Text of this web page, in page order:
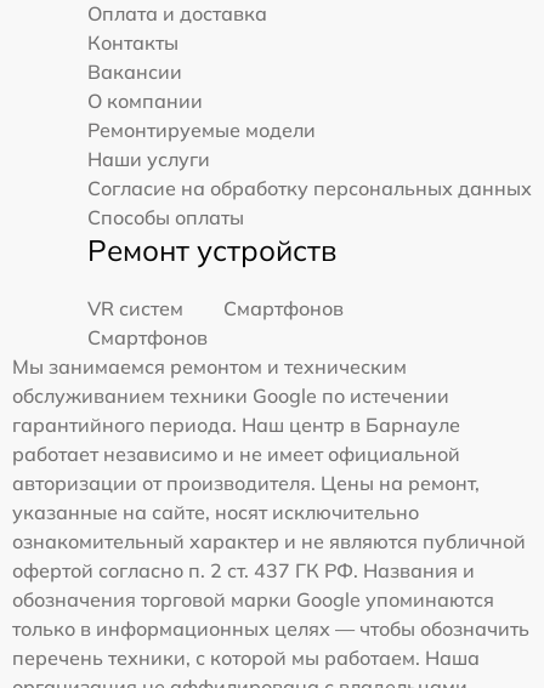
Оплата и доставка
Контакты
Вакансии
О компании
Ремонтируемые модели
Наши услуги
Согласие на обработку персональных данных
Способы оплаты
Ремонт устройств
VR систем
Смартфонов
Смартфонов
Мы занимаемся ремонтом и техническим
обслуживанием техники Google по истечении
гарантийного периода. Наш центр в Барнауле
работает независимо и не имеет официальной
авторизации от производителя. Цены на ремонт,
указанные на сайте, носят исключительно
ознакомительный характер и не являются публичной
офертой согласно п. 2 ст. 437 ГК РФ. Названия и
обозначения торговой марки Google упоминаются
только в информационных целях — чтобы обозначить
перечень техники, с которой мы работаем. Наша